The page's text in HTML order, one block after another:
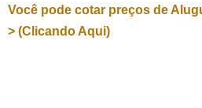
Você pode cotar preços de
> (Clicando Aqui)